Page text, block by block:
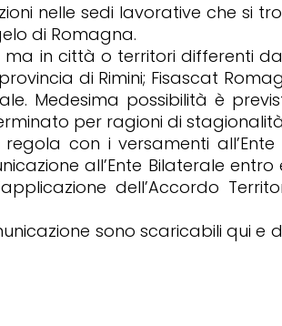
nelle sedi lavorative che si
di Romagna.
ma in città o territori differenti
di Rimini; Fisascat
Medesima possibilità è
per ragioni di
con i versamenti
all’Ente Bilaterale
dell’Accordo
sono scaricabili qui e